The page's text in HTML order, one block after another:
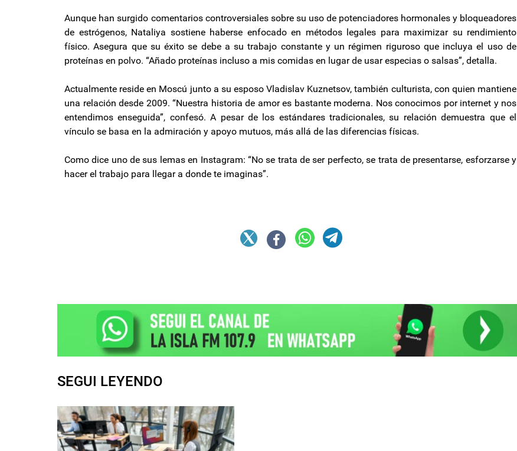
Aunque han surgido comentarios controversiales sobre su uso de potenciadores hormonales y bloqueadores
de estrógenos, Nataliya sostiene haberse enfocado en métodos legales para maximizar su rendimiento
físico. Asegura que su éxito se debe a su trabajo constante y un régimen riguroso que incluya el uso de
proteínas en polvo. “Añado proteínas incluso a mis comidas en lugar de usar especias o salsas”, detalla.
Actualmente reside en Moscú junto a su esposo Vladislav Kuznetsov, también culturista, con quien mantiene
una relación desde 2009. “Nuestra historia de amor es bastante moderna. Nos conocimos por internet y nos
entendimos enseguida”, confesó. A pesar de los estándares tradicionales, su relación demuestra que el
vínculo se basa en la admiración y apoyo mutuos, más allá de las diferencias físicas.
Como dice uno de sus lemas en Instagram: “No se trata de ser perfecto, se trata de presentarse, esforzarse y
hacer el trabajo para llegar a donde te imaginas”.
SEGUI LEYENDO